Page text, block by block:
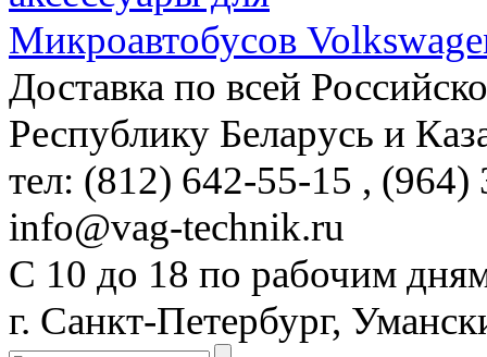
Доставка по всей
Республику Беларусь и
тел: (812) 642-55-15 , (964)
info@vag-technik.ru
С 10 до 18 по рабочим
г. Санкт-Петербург,